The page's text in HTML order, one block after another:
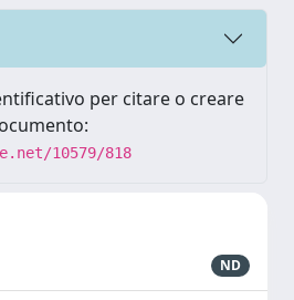
per citare o creare
10579/818
ND